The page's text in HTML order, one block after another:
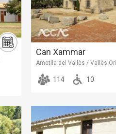
Can Xammar
Ametlla del Vallès / Vallès
114 10